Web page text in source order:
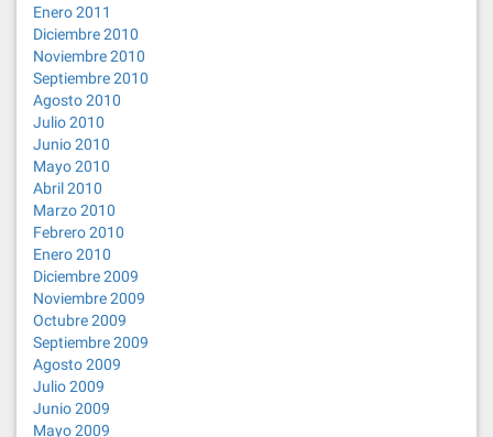
Enero 2011
Diciembre 2010
Noviembre 2010
Septiembre 2010
Agosto 2010
Julio 2010
Junio 2010
Mayo 2010
Abril 2010
Marzo 2010
Febrero 2010
Enero 2010
Diciembre 2009
Noviembre 2009
Octubre 2009
Septiembre 2009
Agosto 2009
Julio 2009
Junio 2009
Mayo 2009